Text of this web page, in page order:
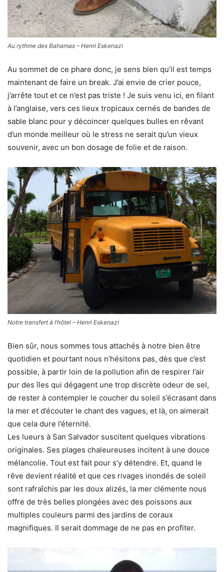
Au rythme des Bahamas – Henri Eskenazi
Au sommet de ce phare donc, je sens bien qu’il est temps
maintenant de faire un break. J’ai envie de crier pouce,
j’arrête tout et ce n’est pas triste ! Je suis venu ici, en filant
à l’anglaise, vers ces lieux tropicaux cernés de bandes de
sable blanc pour y décoincer quelques bulles en rêvant
d’un monde meilleur où le stress ne serait qu’un vieux
souvenir, avec un bon dosage de folie et de raison.
Notre transfert à l’hôtel – Henri Eskenazi
Bien sûr, nous sommes tous attachés à notre bien être
quotidien et pourtant nous n’hésitons pas, dès que c’est
possible, à partir loin de la pollution afin de respirer l’air
pur des îles qui dégagent une trop discrète odeur de sel,
de rester à contempler le coucher du soleil s’écrasant dans
la mer et d’écouter le chant des vagues, et là, on aimerait
que cela dure l’éternité.
Les lueurs à San Salvador suscitent quelques vibrations
originales. Ses plages chaleureuses incitent à une douce
mélancolie. Tout est fait pour s’y détendre. Et, quand le
rêve devient réalité et que ces rivages inondés de soleil
sont rafraîchis par les doux alizés, la mer clémente nous
offre de très belles plongées avec des poissons aux
multiples couleurs parmi des jardins de coraux
magnifiques. Il serait dommage de ne pas en profiter.